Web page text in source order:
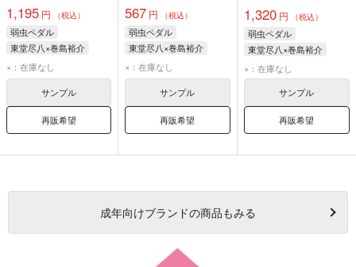
1,195 円 （税込）
弱虫ペダル
東堂尽八×巻島裕介
東堂尽八
×：在庫なし
サンプル
再販希望
567 円 （税込）
弱虫ペダル
東堂尽八×巻島裕介
東堂尽八
×：在庫なし
サンプル
再販希望
1,320円 （税込）
弱虫ペダル
東堂尽八×巻島裕介
東堂尽八
×：在庫なし
サンプル
再販希望
成年向けブランドの商品もみる